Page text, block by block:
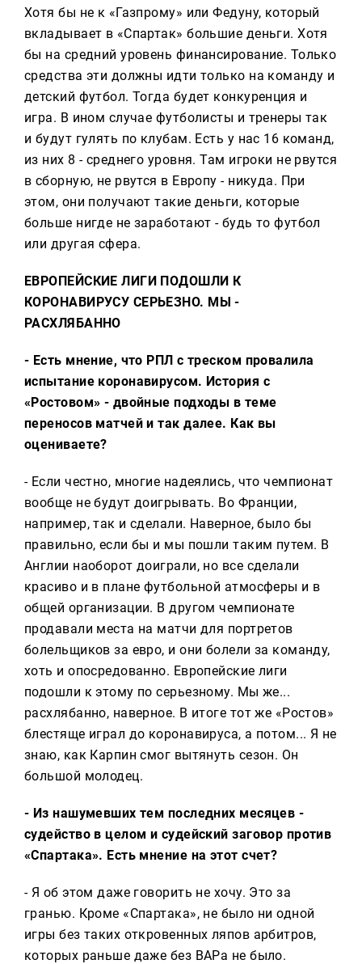
Хотя бы не к «Газпрому» или Федуну, который
вкладывает в «Спартак» большие деньги. Хотя
бы на средний уровень финансирование. Только
средства эти должны идти только на команду и
детский футбол. Тогда будет конкуренция и
игра. В ином случае футболисты и тренеры так
и будут гулять по клубам. Есть у нас 16 команд,
из них 8 - среднего уровня. Там игроки не рвутся
в сборную, не рвутся в Европу - никуда. При
этом, они получают такие деньги, которые
больше нигде не заработают - будь то футбол
или другая сфера.
ЕВРОПЕЙСКИЕ ЛИГИ ПОДОШЛИ К
КОРОНАВИРУСУ СЕРЬЕЗНО. МЫ -
РАСХЛЯБАННО
- Есть мнение, что РПЛ с треском провалила
испытание коронавирусом. История с
«Ростовом» - двойные подходы в теме
переносов матчей и так далее. Как вы
оцениваете?
- Если честно, многие надеялись, что чемпионат
вообще не будут доигрывать. Во Франции,
например, так и сделали. Наверное, было бы
правильно, если бы и мы пошли таким путем. В
Англии наоборот доиграли, но все сделали
красиво и в плане футбольной атмосферы и в
общей организации. В другом чемпионате
продавали места на матчи для портретов
болельщиков за евро, и они болели за команду,
хоть и опосредованно. Европейские лиги
подошли к этому по серьезному. Мы же...
расхлябанно, наверное. В итоге тот же «Ростов»
блестяще играл до коронавируса, а потом... Я не
знаю, как Карпин смог вытянуть сезон. Он
большой молодец.
- Из нашумевших тем последних месяцев -
судейство в целом и судейский заговор против
«Спартака». Есть мнение на этот счет?
- Я об этом даже говорить не хочу. Это за
гранью. Кроме «Спартака», не было ни одной
игры без таких откровенных ляпов арбитров,
которых раньше даже без ВАРа не было.